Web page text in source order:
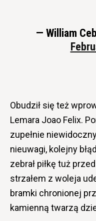
— William
Obudził się też
Lemara Joao Felix.
zupełnie
nieuwagi, kolejny
zebrał piłkę tuż
strzałem z woleja
bramki chronionej
kamienną twarzą